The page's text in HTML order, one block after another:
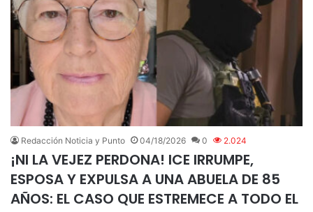
Redacción Noticia y Punto 04/18/2026 0 2.024
¡NI LA VEJEZ PERDONA! ICE IRRUMPE,
ESPOSA Y EXPULSA A UNA ABUELA DE 85
AÑOS: EL CASO QUE ESTREMECE A TODO EL